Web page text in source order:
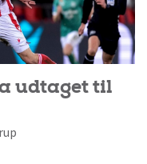
udtaget til